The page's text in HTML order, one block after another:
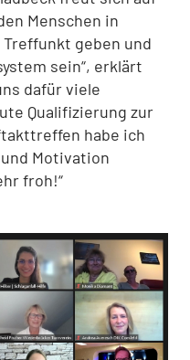
Menschen in
geben und
sein“, erklärt
dafür viele
Qualifizierung zur
habe ich
Motivation
froh!“